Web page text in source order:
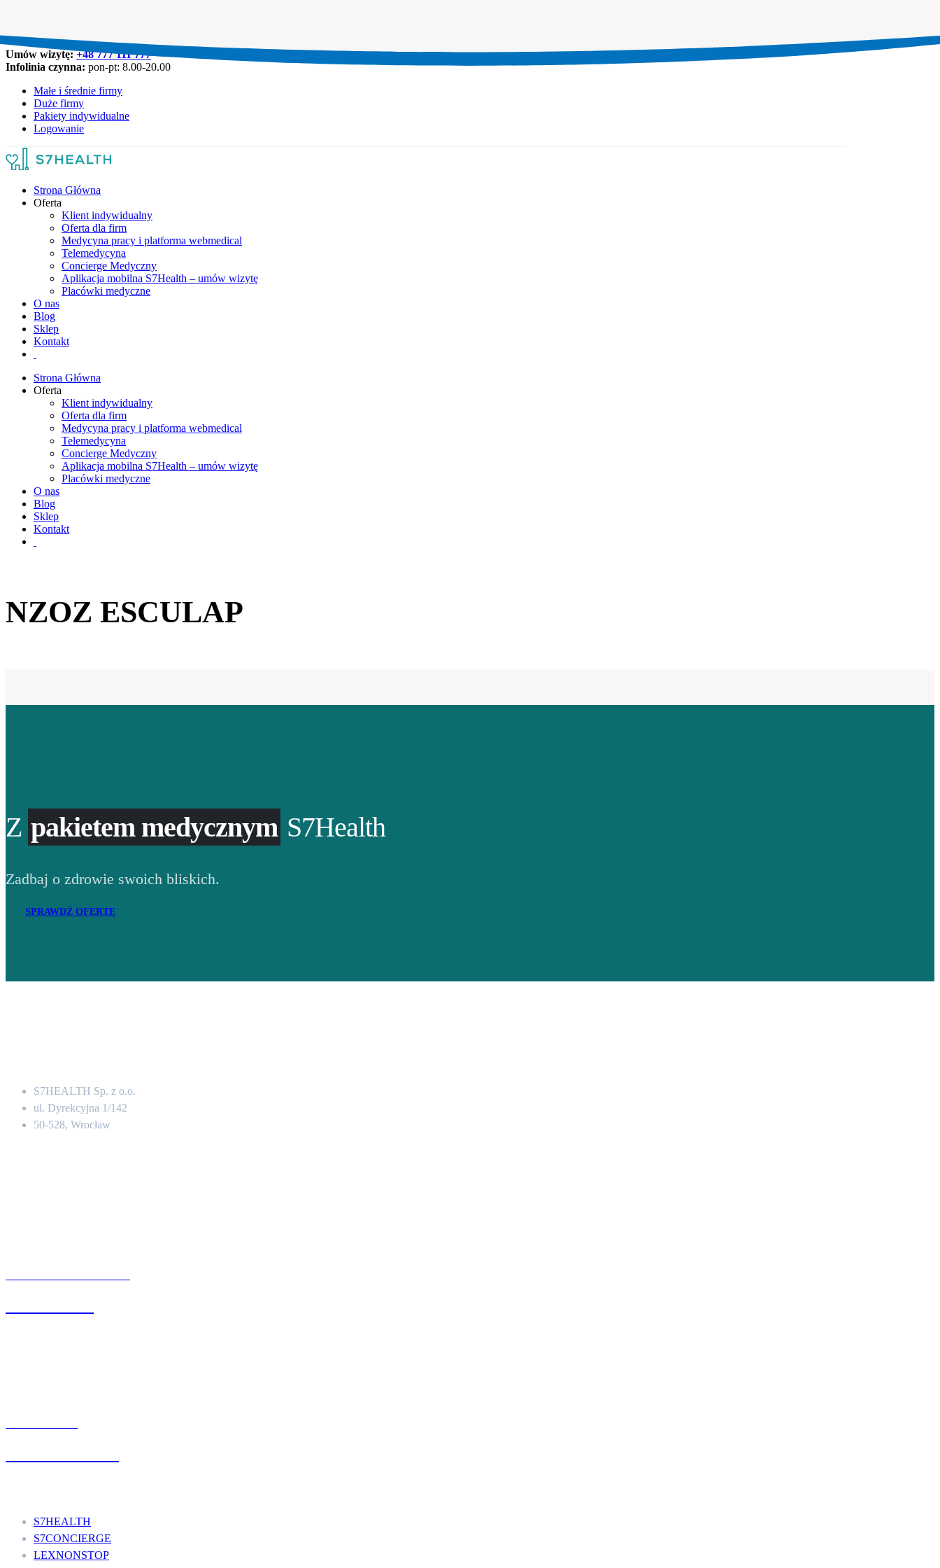
Umów wizytę:+48 777 111 777
Infolinia czynna: pon-pt: 8.00-20.00
Małe i średnie firmy
Duże firmy
Pakiety indywidualne
Logowanie
Strona Główna
Oferta
Klient indywidualny
Oferta dla firm
Medycyna pracy i platforma webmedical
Telemedycyna
Concierge Medyczny
Aplikacja mobilna S7Health – umów wizytę
Placówki medyczne
O nas
Blog
Sklep
Kontakt
Strona Główna
Oferta
Klient indywidualny
Oferta dla firm
Medycyna pracy i platforma webmedical
Telemedycyna
Concierge Medyczny
Aplikacja mobilna S7Health – umów wizytę
Placówki medyczne
O nas
Blog
Sklep
Kontakt
NZOZ ESCULAP
Z pakietem medycznym S7Health
Zadbaj o zdrowie swoich bliskich.
SPRAWDŹ OFERTĘ
S7HEALTH Sp. z o.o.
ul. Dyrekcyjna 1/142
50-528, Wrocław
S7HEALTH
S7CONCIERGE
LEXNONSTOP